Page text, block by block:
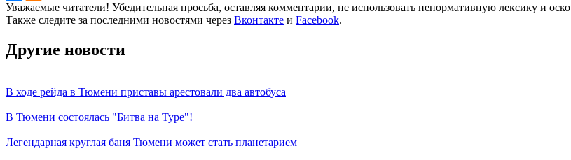
Уважаемые читатели! Убедительная просьба, оставляя комментарии, не использовать ненормативную лексику и
Также следите за последними новостями через Вконтакте и Facebook.
Другие новости
В ходе рейда в Тюмени приставы арестовали два автобуса
В Тюмени состоялась "Битва на Туре"!
Легендарная круглая баня Тюмени может стать планетарием